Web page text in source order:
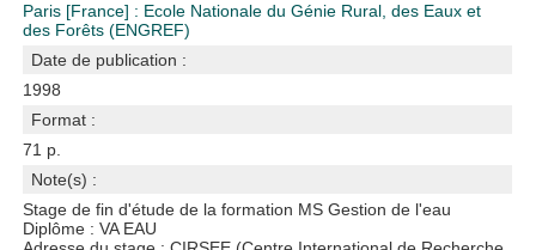
Paris [France] : Ecole Nationale du Génie Rural, des Eaux et
des Forêts (ENGREF)
Date de publication :
1998
Format :
71 p.
Note(s) :
Stage de fin d'étude de la formation MS Gestion de l'eau
Diplôme : VA EAU